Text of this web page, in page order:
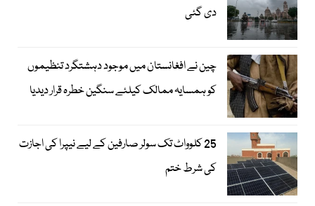
دی گئی
چین نے افغانستان میں موجود دہشتگرد تنظیموں
کو ہمسایہ ممالک کیلئے سنگین خطرہ قرار دیدیا
25 کلوواٹ تک سولر صارفین کے لیے نیپرا کی اجازت
کی شرط ختم